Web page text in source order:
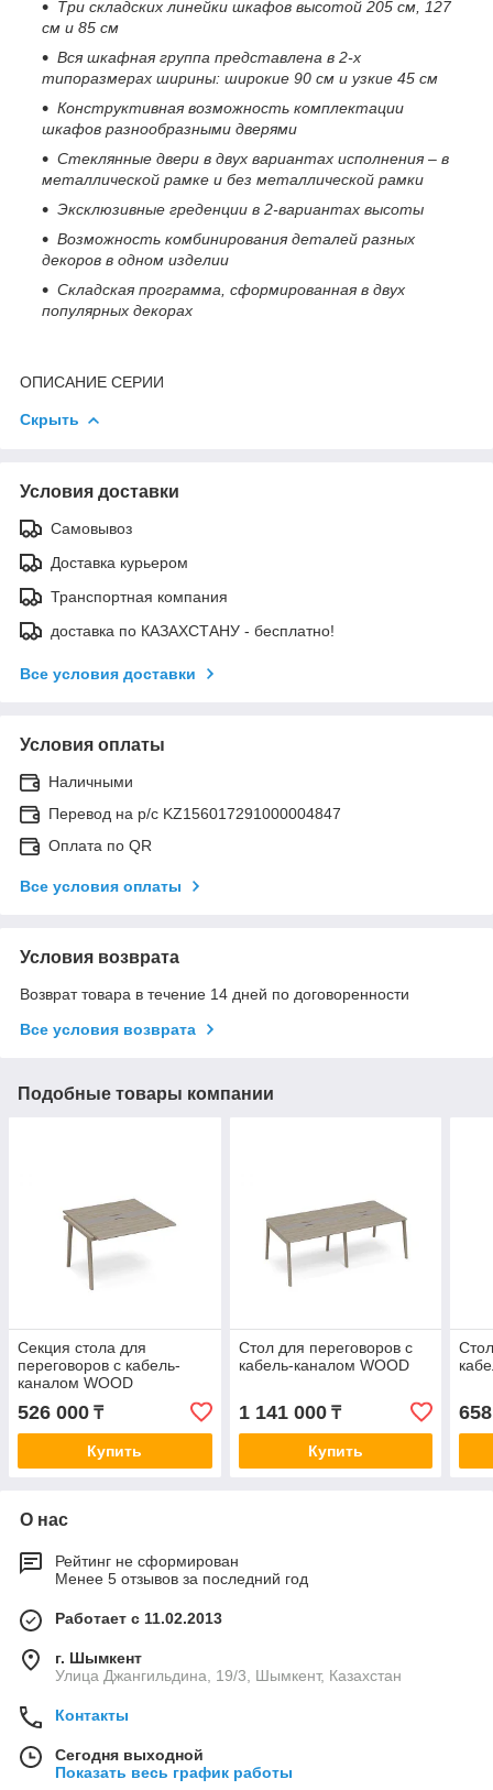
Три складских линейки шкафов высотой 205 см, 127
см и 85 см
Вся шкафная группа представлена в 2-х
типоразмерах ширины: широкие 90 см и узкие 45 см
Конструктивная возможность комплектации
шкафов разнообразными дверями
Стеклянные двери в двух вариантах исполнения – в
металлической рамке и без металлической рамки
Эксклюзивные греденции в 2-вариантах высоты
Возможность комбинирования деталей разных
декоров в одном изделии
Складская программа, сформированная в двух
популярных декорах
ОПИСАНИЕ СЕРИИ
Скрыть
Условия доставки
Самовывоз
Доставка курьером
Транспортная компания
доставка по КАЗАХСТАНУ - бесплатно!
Все условия доставки
Условия оплаты
Наличными
Перевод на р/с KZ156017291000004847
Оплата по QR
Все условия оплаты
Условия возврата
Возврат товара в течение 14 дней по договоренности
Все условия возврата
Подобные товары компании
Секция стола для
переговоров с кабель-
каналом WOOD
526 000 ₸
Купить
Стол для переговоров с
кабель-каналом WOOD
1 141 000₸
Купить
О нас
Рейтинг не сформирован
Менее 5 отзывов за последний год
Работает с 11.02.2013
г. Шымкент
Улица Джангильдина, 19/3, Шымкент, Казахстан
Контакты
Сегодня выходной
Показать весь график работы